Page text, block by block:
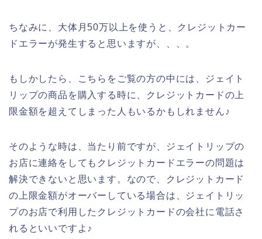
ちなみに、大体月50万以上を使うと、クレジットカー
ドエラーが発生すると思いますが、、、。
もしかしたら、こちらをご覧の方の中には、ジェイト
リップの商品を購入する時に、クレジットカードの上
限金額を超えてしまった人もいるかもしれません♪
そのような時は、当たり前ですが、ジェイトリップの
お店に連絡をしてもクレジットカードエラーの問題は
解決できないと思います。なので、クレジットカード
の上限金額がオーバーしている場合は、ジェイトリッ
プのお店で利用したクレジットカードの会社に電話さ
れるといいですよ♪